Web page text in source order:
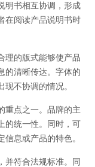
明书相互协调，形成
在阅读产品说明书时
理的版式能够使产品
的清晰传达。字体的
不协调的情况。
重点之一。品牌的主
的统一性。同时，可
息或产品的特色。
并符合法规标准。同